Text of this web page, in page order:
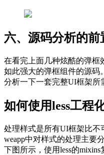
六、源码分析的前
在看完上面几种炫酷的弹框
如此强大的弹框组件的源码
分析一下一套完整UI框架所
如何使用less工程
处理样式是所有UI框架比不
weapp中对样式的处理主要
下图所示，使用less的